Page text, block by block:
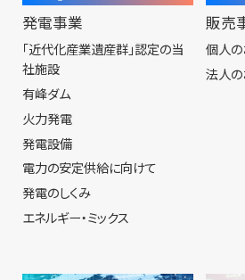
発電事業
「近代化産業遺産群」認定の当
社施設
有峰ダム
火力発電
発電設備
電力の安定供給に向けて
発電のしくみ
エネルギー・ミックス
販売
個人の
法人の